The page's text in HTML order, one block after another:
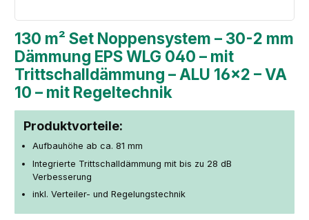
130 m² Set Noppensystem – 30-2 mm
Dämmung EPS WLG 040 – mit
Trittschalldämmung – ALU 16×2 – VA
10 – mit Regeltechnik
Produktvorteile:
Aufbauhöhe ab ca. 81 mm
Integrierte Trittschalldämmung mit bis zu 28 dB
Verbesserung
inkl. Verteiler- und Regelungstechnik